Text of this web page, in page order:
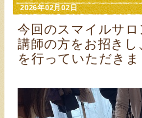
2026年02月02日
今回のスマイルサ
講師の方をお招き
を行っていただきま